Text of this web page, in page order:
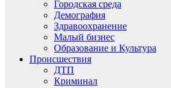
Городская среда
Демография
Здравоохранение
Малый бизнес
Образование и Культура
Происшествия
ДТП
Криминал